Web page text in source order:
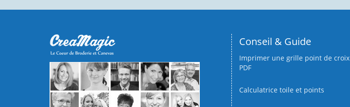
Conseil & Guide
Imprimer une grille point de croix
PDF
Calculatrice toile et points